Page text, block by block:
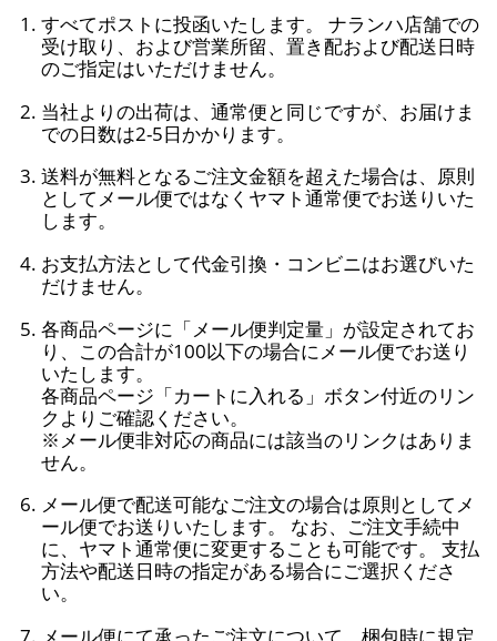
すべてポストに投函いたします。 ナランハ店舗での
受け取り、および営業所留、置き配および配送日時
のご指定はいただけません。
当社よりの出荷は、通常便と同じですが、お届けま
での日数は2-5日かかります。
送料が無料となるご注文金額を超えた場合は、原則
としてメール便ではなくヤマト通常便でお送りいた
します。
お支払方法として代金引換・コンビニはお選びいた
だけません。
各商品ページに「メール便判定量」が設定されてお
り、この合計が100以下の場合にメール便でお送り
いたします。
各商品ページ「カートに入れる」ボタン付近のリン
クよりご確認ください。
※メール便非対応の商品には該当のリンクはありま
せん。
メール便で配送可能なご注文の場合は原則としてメ
ール便でお送りいたします。 なお、ご注文手続中
に、ヤマト通常便に変更することも可能です。 支払
方法や配送日時の指定がある場合にご選択くださ
い。
メール便にて承ったご注文について、梱包時に規定